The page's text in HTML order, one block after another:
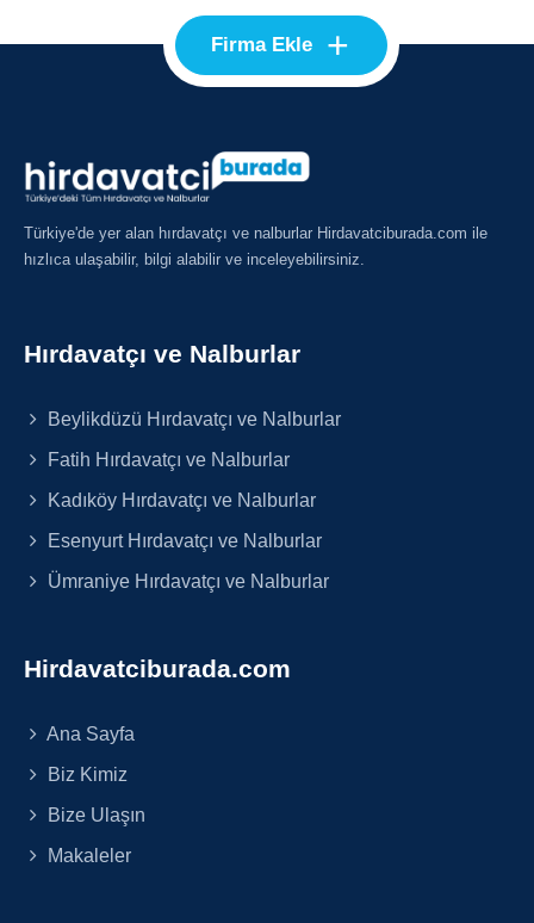
Firma Ekle +
Türkiye'de yer alan hırdavatçı ve nalburlar Hirdavatciburada.com ile
hızlıca ulaşabilir, bilgi alabilir ve inceleyebilirsiniz.
Hırdavatçı ve Nalburlar
Beylikdüzü Hırdavatçı ve Nalburlar
Fatih Hırdavatçı ve Nalburlar
Kadıköy Hırdavatçı ve Nalburlar
Esenyurt Hırdavatçı ve Nalburlar
Ümraniye Hırdavatçı ve Nalburlar
Hirdavatciburada.com
Ana Sayfa
Biz Kimiz
Bize Ulaşın
Makaleler